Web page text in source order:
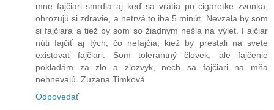
mne fajčiari smrdia aj keď sa vrátia po cigaretke zvonka,
ohrozujú si zdravie, a netrvá to iba 5 minút. Nevzala by som
si fajčiara a tiež by som so žiadnym nešla na výlet. Fajčiar
núti fajčiť aj tých, čo nefajčia, kiež by prestali na svete
existovať fajčiari. Som tolerantný človek, ale fajčenie
pokladám za zlo a zlozvyk, nech sa fajčiari na mňa
nehnevajú. Zuzana Timková
Odpovedať